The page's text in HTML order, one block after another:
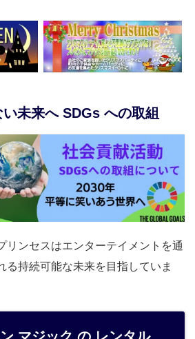
未来へ SDGs への取組
リンセスはエンターテイメントを通
る持続可能な未来を目指していま